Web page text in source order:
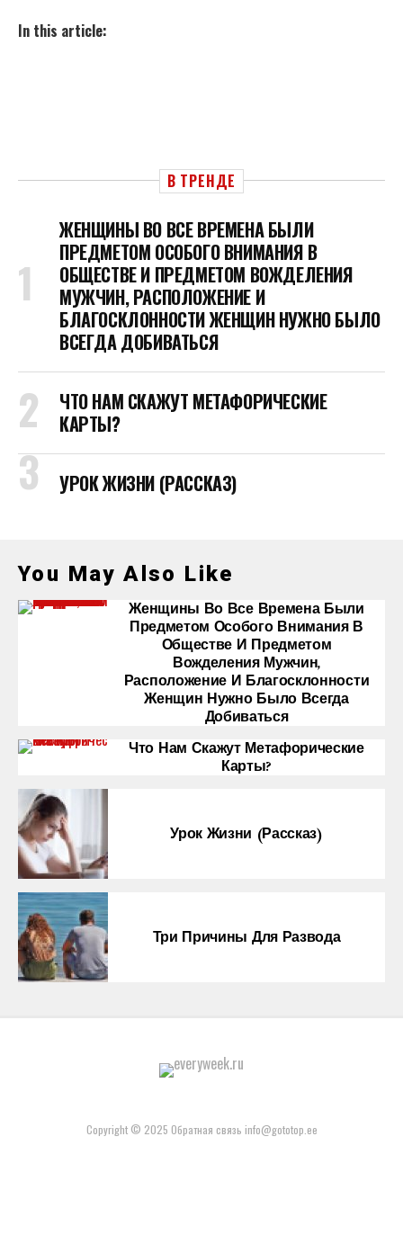
In this article:
В ТРЕНДЕ
ЖЕНЩИНЫ ВО ВСЕ ВРЕМЕНА БЫЛИ
ПРЕДМЕТОМ ОСОБОГО ВНИМАНИЯ В
ОБЩЕСТВЕ И ПРЕДМЕТОМ ВОЖДЕЛЕНИЯ
МУЖЧИН, РАСПОЛОЖЕНИЕ И
БЛАГОСКЛОННОСТИ ЖЕНЩИН НУЖНО БЫЛО
ВСЕГДА ДОБИВАТЬСЯ
ЧТО НАМ СКАЖУТ МЕТАФОРИЧЕСКИЕ
КАРТЫ?
УРОК ЖИЗНИ (РАССКАЗ)
You May Also Like
Женщины Во Все Времена Были
Предметом Особого Внимания В
Обществе И Предметом
Вожделения Мужчин,
Расположение И Благосклонности
Женщин Нужно Было Всегда
Добиваться
Что Нам Скажут Метафорические
Карты?
Урок Жизни (рассказ)
Три Причины Для Развода
Copyright © 2025 Обратная связь info@gototop.ee